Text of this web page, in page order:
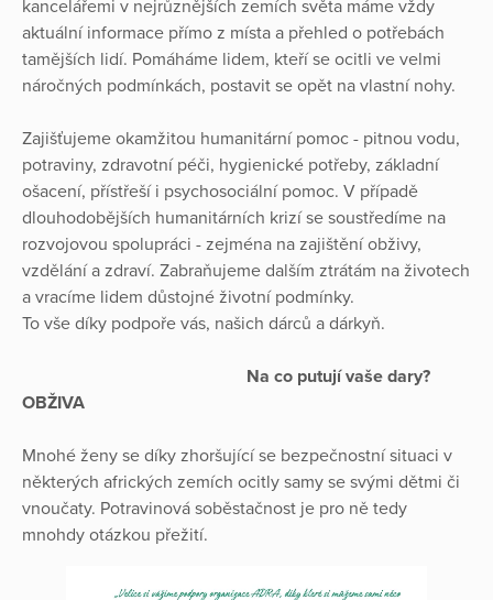
kancelářemi v nejrůznějších zemích světa máme vždy
aktuální informace přímo z místa a přehled o potřebách
tamějších lidí. Pomáháme lidem, kteří se ocitli ve velmi
náročných podmínkách, postavit se opět na vlastní nohy.
Zajišťujeme okamžitou humanitární pomoc - pitnou vodu,
potraviny, zdravotní péči, hygienické potřeby, základní
ošacení, přístřeší i psychosociální pomoc. V případě
dlouhodobějších humanitárních krizí se soustředíme na
rozvojovou spolupráci - zejména na zajištění obživy,
vzdělání a zdraví. Zabraňujeme dalším ztrátám na životech
a vracíme lidem důstojné životní podmínky.
To vše díky podpoře vás, našich dárců a dárkyň.
Na co putují vaše dary?
OBŽIVA
Mnohé ženy se díky zhoršující se bezpečnostní situaci v
některých afrických zemích ocitly samy se svými dětmi či
vnoučaty. Potravinová soběstačnost je pro ně tedy
mnohdy otázkou přežití.